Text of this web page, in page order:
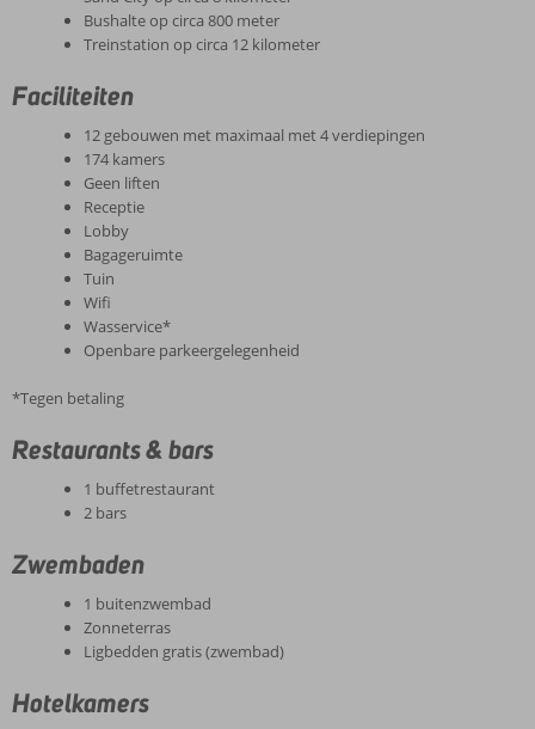
Bushalte op circa 800 meter
Treinstation op circa 12 kilometer
Faciliteiten
12 gebouwen met maximaal met 4 verdiepingen
174 kamers
Geen liften
Receptie
Lobby
Bagageruimte
Tuin
Wifi
Wasservice*
Openbare parkeergelegenheid
*Tegen betaling
Restaurants & bars
1 buffetrestaurant
2 bars
Zwembaden
1 buitenzwembad
Zonneterras
Ligbedden gratis (zwembad)
Hotelkamers